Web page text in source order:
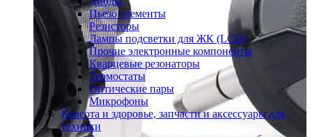
Пьезо элементы
Резисторы
Лампы подсветки для ЖК (LCD)
Прочие электронные компоненты
Кварцевые резонаторы
Термостаты
Оптические пары
Микрофоны
Красота и здоровье, запчасти и аксессуары для
техники